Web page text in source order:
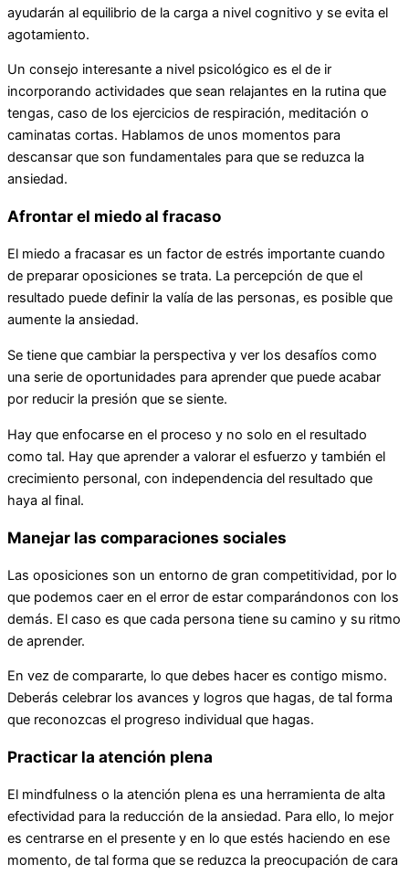
ayudarán al equilibrio de la carga a nivel cognitivo y se evita el
agotamiento.
Un consejo interesante a nivel psicológico es el de ir
incorporando actividades que sean relajantes en la rutina que
tengas, caso de los ejercicios de respiración, meditación o
caminatas cortas. Hablamos de unos momentos para
descansar que son fundamentales para que se reduzca la
ansiedad.
Afrontar el miedo al fracaso
El miedo a fracasar es un factor de estrés importante cuando
de preparar oposiciones se trata. La percepción de que el
resultado puede definir la valía de las personas, es posible que
aumente la ansiedad.
Se tiene que cambiar la perspectiva y ver los desafíos como
una serie de oportunidades para aprender que puede acabar
por reducir la presión que se siente.
Hay que enfocarse en el proceso y no solo en el resultado
como tal. Hay que aprender a valorar el esfuerzo y también el
crecimiento personal, con independencia del resultado que
haya al final.
Manejar las comparaciones sociales
Las oposiciones son un entorno de gran competitividad, por lo
que podemos caer en el error de estar comparándonos con los
demás. El caso es que cada persona tiene su camino y su ritmo
de aprender.
En vez de compararte, lo que debes hacer es contigo mismo.
Deberás celebrar los avances y logros que hagas, de tal forma
que reconozcas el progreso individual que hagas.
Practicar la atención plena
El mindfulness o la atención plena es una herramienta de alta
efectividad para la reducción de la ansiedad. Para ello, lo mejor
es centrarse en el presente y en lo que estés haciendo en ese
momento, de tal forma que se reduzca la preocupación de cara